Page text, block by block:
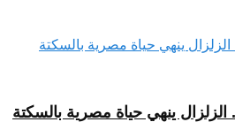
ينهي حياة مصرية بالسكتة